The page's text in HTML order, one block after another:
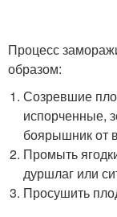
Процесс
образом:
Созревшие
испорченные,
боярышник от
Промыть
дуршлаг или
Просушить